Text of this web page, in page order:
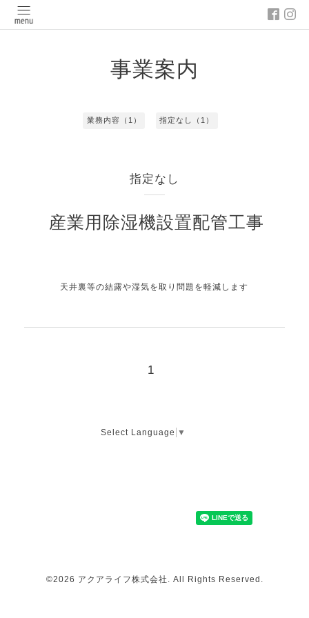
事業案内
業務内容（1） 指定なし（1）
指定なし
産業用除湿機設置配管工事
天井裏等の結露や湿気を取り問題を軽減します
1
Select Language ▼
©2026 アクアライフ株式会社 . All Rights Reserved.